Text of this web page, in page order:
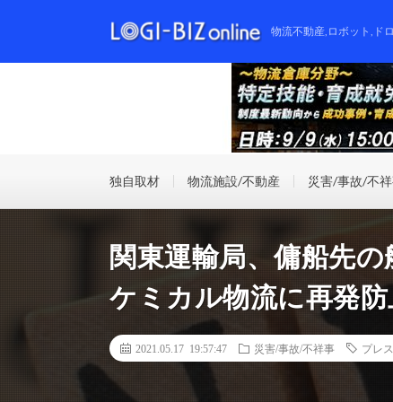
物流不動産,ロボット,ド
独自取材 物流施設/不動産 災害/事故/不
関東運輸局、傭船先
ケミカル物流に再発
2021.05.17 19:57:47 災害/事故/不祥事 プレ